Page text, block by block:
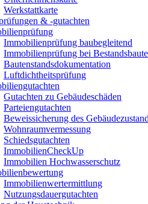
Werkstattkarte
& -gutachten
Immobilienprüfung baubegleitend
Immobilienprüfung bei
Bautenstandsdokumentation
Luftdichtheitsprüfung
Gutachten zu Gebäudeschäden
Parteiengutachten
Beweissicherung des
Wohnraumvermessung
Schiedsgutachten
ImmobilienCheckUp
Immobilien Hochwasserschutz
Immobilienwertermittlung
Nutzungsdauergutachten